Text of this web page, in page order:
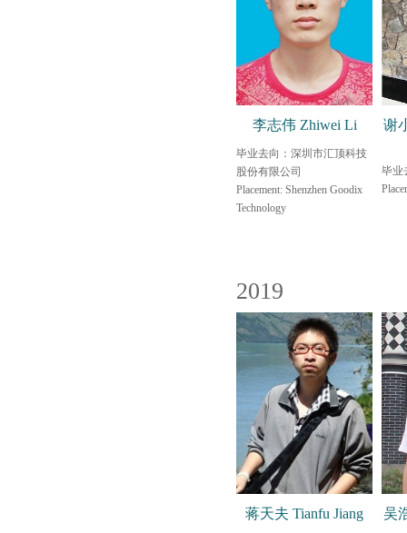
李志伟 Zhiwei Li
毕业去向：深圳市汇顶科技
股份有限公司
Placement: Shenzhen Goodix
Technology
谢
毕业
2019
蒋天夫 Tianfu Jiang 吴